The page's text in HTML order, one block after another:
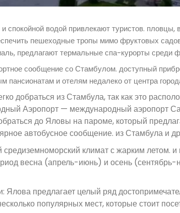
спокойной водой привлекают туристов.
пешеходные тропы мимо фруктовых
предлагают термальные спа-курорты среди
сообщение со Стамбулом. доступный
пансионатам и отелям недалеко от центра
добраться из Стамбула, так как это
Аэропорт — международный аэропорт
до Яловы на пароме, который
автобусное сообщение. из Стамбула и
средиземноморский климат с жарким летом.
весна (апрель-июнь) и осень (сентябрь-
Ялова предлагает целый ряд
популярных мест, которые стоит